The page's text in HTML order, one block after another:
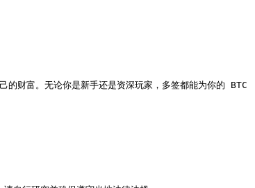
的财富。无论你是新手还是资深玩家，多签都能为你的 BTC